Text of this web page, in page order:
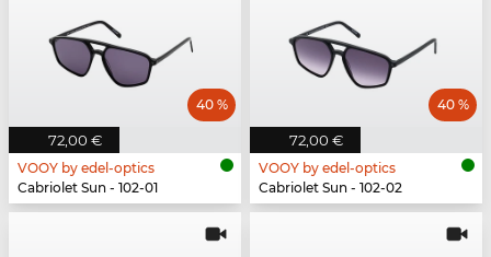
72,00 €
40 %
VOOY by edel-optics
Cabriolet Sun - 102-01
72,00 €
40 %
VOOY by edel-optics
Cabriolet Sun - 102-02